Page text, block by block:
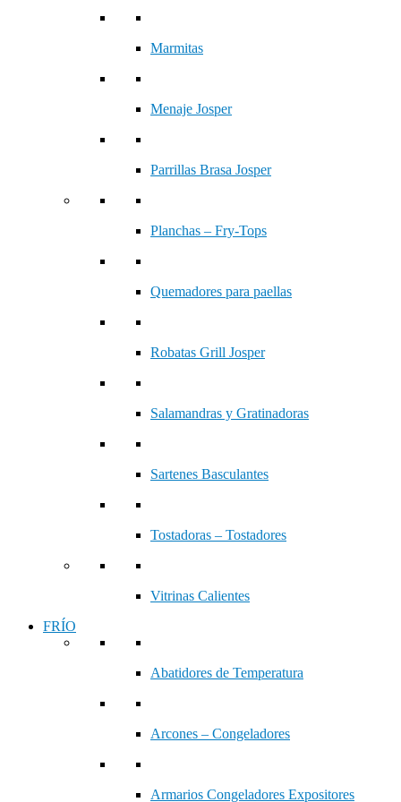
Marmitas
Menaje Josper
Parrillas Brasa Josper
Planchas – Fry-Tops
Quemadores para paellas
Robatas Grill Josper
Salamandras y Gratinadoras
Sartenes Basculantes
Tostadoras – Tostadores
Vitrinas Calientes
FRÍO
Abatidores de Temperatura
Arcones – Congeladores
Armarios Congeladores Expositores